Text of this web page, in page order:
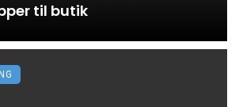
til butik